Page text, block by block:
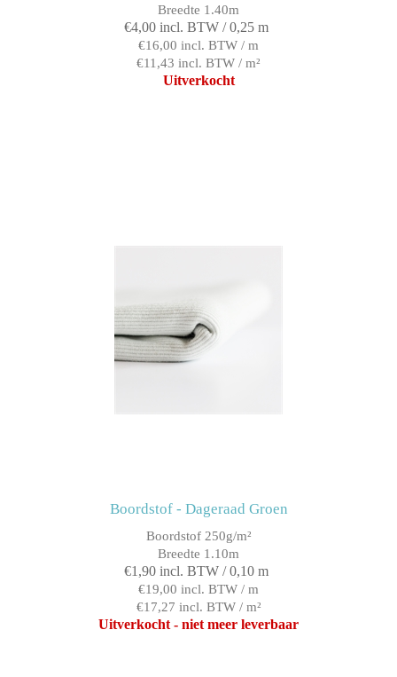
Breedte 1.40m
€4,00 incl. BTW / 0,25 m
€16,00 incl. BTW / m
€11,43 incl. BTW / m²
Uitverkocht
Boordstof - Dageraad Groen
Boordstof 250g/m²
Breedte 1.10m
€1,90 incl. BTW / 0,10 m
€19,00 incl. BTW / m
€17,27 incl. BTW / m²
Uitverkocht - niet meer leverbaar